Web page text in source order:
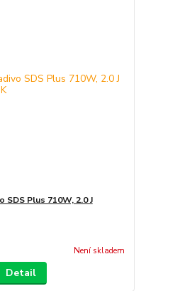
Plus 710W, 2.0 J
Není skladem
Detail